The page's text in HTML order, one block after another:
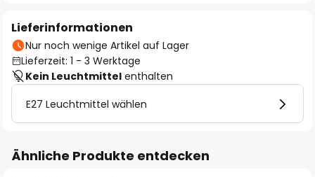
Lieferinformationen
Nur noch wenige Artikel auf Lager
Lieferzeit: 1 - 3 Werktage
Kein Leuchtmittel enthalten
E27 Leuchtmittel wählen
Ähnliche Produkte entdecken